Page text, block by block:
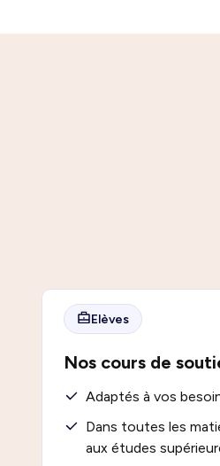
Elèves
Nos cours de
Adaptés à vos
Dans toutes les
aux études